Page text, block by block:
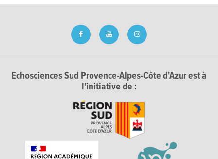
Echosciences Sud Provence-Alpes-Côte d'Azur est à
l'initiative de :